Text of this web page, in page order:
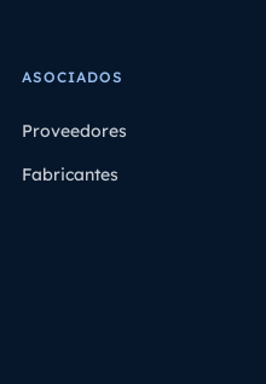
ASOCIADOS
Proveedores
Fabricantes